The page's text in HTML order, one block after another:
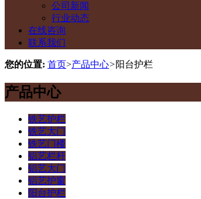
公司新闻
行业动态
在线咨询
联系我们
您的位置: 首页>产品中心>阳台护栏
产品中心
铁艺护栏
铁艺大门
铁艺门楼
铝艺栏杆
铝艺大门
铝艺护窗
阳台护栏